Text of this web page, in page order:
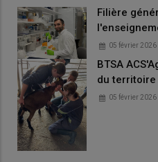
Filière
05 février 2026
BTSA
du territoire
05 février 2026